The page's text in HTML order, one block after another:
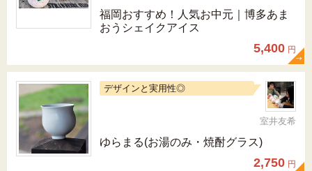
福岡おすすめ！人気お中元｜博多あま
おうシェイクアイス
5,400 円
デザインと実用性◎
室井友希
ゆらまる(お湯のみ・焼酎グラス)
2,750 円